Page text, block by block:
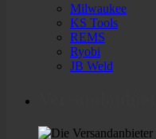
Milwaukee
KS Tools
REMS
Ryobi
JB Weld